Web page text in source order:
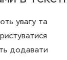
увагу та
додавати